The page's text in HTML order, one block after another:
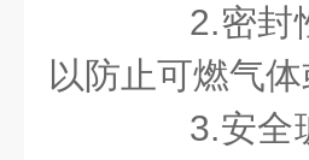
2.密封性
以防止可燃气
3.安全玻